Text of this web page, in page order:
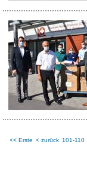
<< Erste < zurück 101-110